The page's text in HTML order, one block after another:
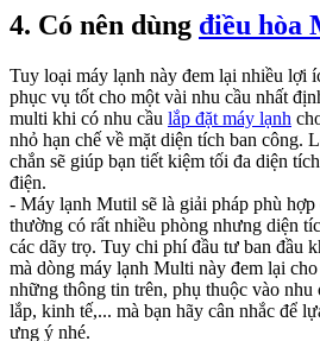
4. Có nên dùng điều hòa
Tuy loại máy lạnh này đem lại nhiều lợi
phục vụ tốt cho một vài nhu cầu nhất
multi khi có nhu cầu lắp đặt máy lạnh
nhỏ hạn chế về mặt diện tích ban công.
chắn sẽ giúp bạn tiết kiệm tối đa diện
điện.
- Máy lạnh Mutil sẽ là giải pháp phù
thường có rất nhiều phòng nhưng diện
các dãy trọ. Tuy chi phí đầu tư ban đầu
mà dòng máy lạnh Multi này đem lại
những thông tin trên, phụ thuộc vào
lắp, kinh tế,... mà bạn hãy cân nhắc để
ưng ý nhé.